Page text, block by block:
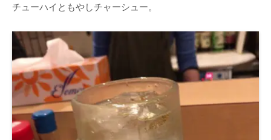
チューハイともやしチャーシュー。